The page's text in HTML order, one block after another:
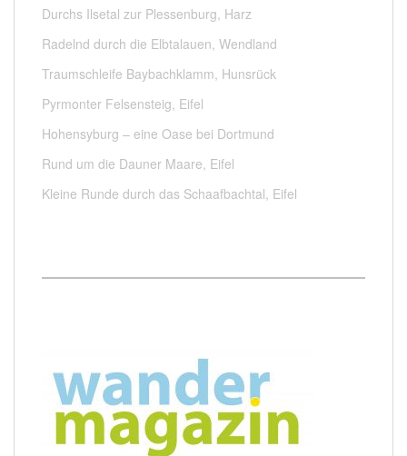
Durchs Ilsetal zur Plessenburg, Harz
Radelnd durch die Elbtalauen, Wendland
Traumschleife Baybachklamm, Hunsrück
Pyrmonter Felsensteig, Eifel
Hohensyburg – eine Oase bei Dortmund
Rund um die Dauner Maare, Eifel
Kleine Runde durch das Schaafbachtal, Eifel